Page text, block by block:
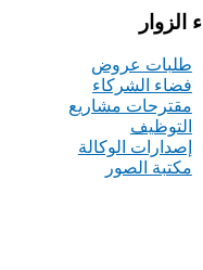
الزوار
طلبات عروض
فضاء الشركاء
مقترحات مشاريع
التوظيف
إصدارات الوكالة
مكتبة الصور